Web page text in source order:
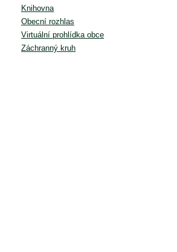
Knihovna
Obecní rozhlas
Virtuální prohlídka obce
Záchranný kruh